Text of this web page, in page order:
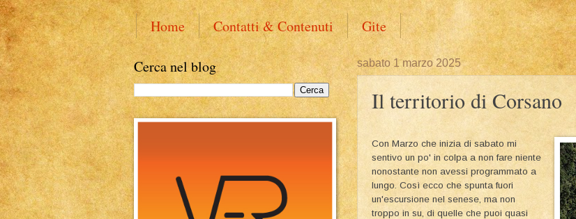
Home Contatti & Contenuti Gite
sabato 1 marzo 2025
Il territorio di Corsano
Con Marzo che inizia di sabato mi
sentivo un po' in colpa a non fare niente
nonostante non avessi programmato a
lungo. Così ecco che spunta fuori
un'escursione nel senese, ma non
troppo in su, di quelle che puoi quasi
Cerca nel blog